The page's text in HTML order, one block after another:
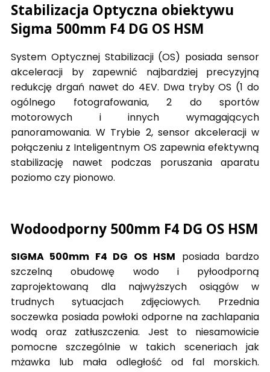
Stabilizacja Optyczna obiektywu
Sigma 500mm F4 DG OS HSM
System Optycznej Stabilizacji (OS) posiada sensor
akceleracji by zapewnić najbardziej precyzyjną
redukcję drgań nawet do 4EV. Dwa tryby OS (1 do
ogólnego fotografowania, 2 do sportów
motorowych i innych wymagających
panoramowania. W Trybie 2, sensor akceleracji w
połączeniu z Inteligentnym OS zapewnia efektywną
stabilizację nawet podczas poruszania aparatu
poziomo czy pionowo.
Wodoodporny 500mm F4 DG OS HSM
SIGMA 500mm F4 DG OS HSM posiada bardzo
szczelną obudowę wodo i pyłoodporną
zaprojektowaną dla najwyższych osiągów w
trudnych sytuacjach zdjęciowych. Przednia
soczewka posiada powłoki odporne na zachlapania
wodą oraz zatłuszczenia. Jest to niesamowicie
pomocne szczególnie w takich sceneriach jak
mżawka lub mała odległość od fal morskich.